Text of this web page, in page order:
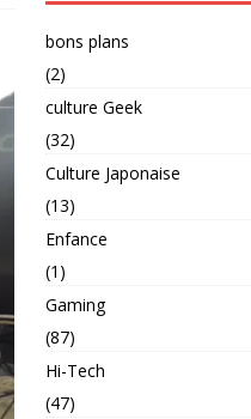
bons plans
(2)
culture Geek
(32)
Culture Japonaise
(13)
Enfance
(1)
Gaming
(87)
Hi-Tech
(47)